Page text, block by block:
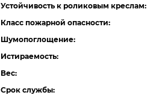
Устойчивость к роликовым креслам:
Класс пожарной опасности:
Шумопоглощение:
Истираемость:
Вес:
Срок службы: